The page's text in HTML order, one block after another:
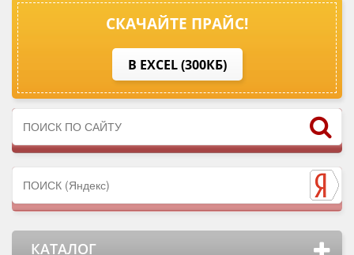
СКАЧАЙТЕ ПРАЙС!
В EXCEL (300КБ)
КАТАЛОГ